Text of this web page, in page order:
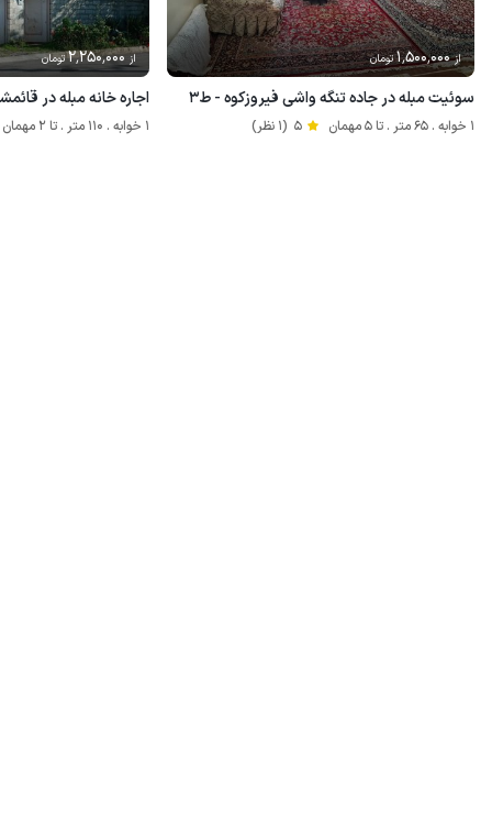
از 1٬500٬000تومان
سوئیت مبله در جاده تنگه واشی فیروزکوه - ط۳
1 خوابه . 65 متر . تا 5 مهمان 5 (1 نظر)
از 2٬250٬000تومان
اجاره خانه مبله در
1 خوابه . 110 متر . تا 2 مهمان